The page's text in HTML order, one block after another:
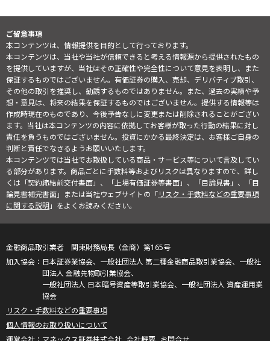
ご留意事項
本コンテンツは、情報提供を目的として行っております。
本コンテンツは、当社や当社が信頼できると考える情報源から提供されたもの
を提供していますが、当社はその正確性や完全性について意見を表明し、また
保証するものではございません。有価証券の購入、売却、デリバティブ取引、
その他の取引を推奨し、勧誘するものではありません。また、過去の実績や予
想・意見は、将来の結果を保証するものではございません。提供する情報等は
作成時現在のものであり、今後予告なしに変更または削除されることがござい
ます。当社は本コンテンツの内容に依拠してお客様が取った行動の結果に対し
責任を負うものではございません。投資にかかる最終決定は、お客様ご自身の
判断と責任でなさるようお願いいたします。
本コンテンツでは当社でお取扱している商品・サービス等について言及してい
る部分があります。商品ごとに手数料等およびリスクは異なりますので、詳し
くは「契約締結前交付書面」、「上場有価証券等書面」、「目論見書」、「目
論見書補完書面」または当社ウェブサイトの「リスク・手数料などの重要事項
に関する説明」をよくお読みください。
金融商品取引業者 関東財務局長（金商）第165号
日本証券業協会、一般社団法人 第二種金融商品取引業協会、一般社
団法人 金融先物取引業協会、
一般社団法人 日本暗号資産等取引業協会、一般社団法人 資産運用業
協会
リスク・手数料などの重要事項
個人情報のお取り扱いについて